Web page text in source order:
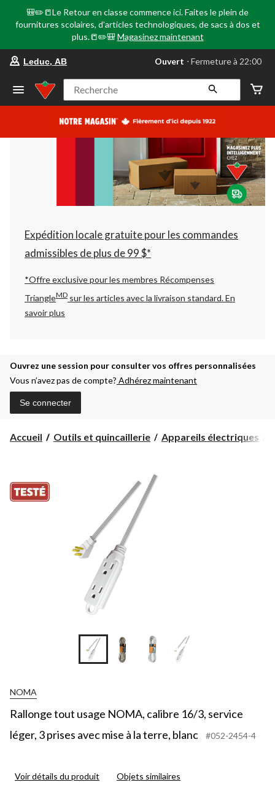
🎒✏️📒Le Retour en classe commence ici. Faites le plein de
fournitures scolaires, d'articles technologiques, de sacs à dos et
plus.📒✏️🎒 Magasinez maintenant
votre
préféré
Leduc,
AB,
courament
Fermeture
à
22:00
cliquer
pour
changer
Leduc, AB Ouvert ⋅ Fermeture à 22:00
Recherche
Expédition locale gratuite pour les commandes
admissibles de plus de 99 $*
*Offre exclusive pour les membres Récompenses
TriangleMD sur les articles avec la livraison standard.En
savoir plus
Ouvrez une session pour consulter vos offres personnalisées
Vous n’avez pas de compte? Adhérez maintenant
Se connecter
Accueil Outils et quincaillerie Appareils électriques
+2
NOMA
Rallonge tout usage NOMA, calibre 16/3, service
léger, 3 prises avec mise à la terre, blanc
#052-2454-4
Voir détails du produit Objets similaires